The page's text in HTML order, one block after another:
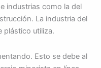
industrias como la del
La industria del
plástico utiliza.
Esto se debe al